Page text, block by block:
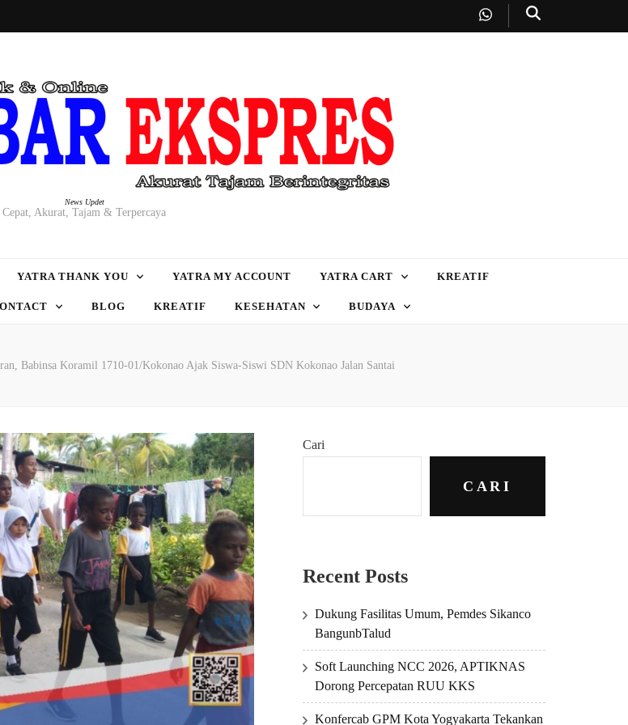
News Updet
Cepat, Akurat, Tajam & Terpercaya
YATRA THANK YOU YATRA MY ACCOUNT YATRA CART KREATIF
BLOG KREATIF KESEHATAN BUDAYA
Babinsa Koramil 1710-01/Kokonao Ajak Siswa-Siswi SDN Kokonao Jalan Santai
Cari
CARI
Recent Posts
Dukung Fasilitas Umum, Pemdes Sikanco
BangunbTalud
Soft Launching NCC 2026, APTIKNAS
Dorong Percepatan RUU KKS
Konfercab GPM Kota Yogyakarta Tekankan